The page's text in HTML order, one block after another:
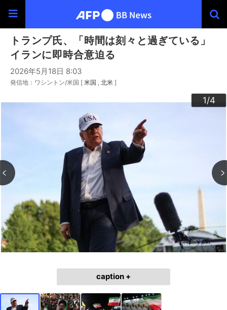
トランプ氏、「時間は刻々と過ぎている」
イランに即時合意迫る
2026年5月18日 8:03
発信地：ワシントン/米国 [ 米国 北米 ]
1/4
2/4
3/4
4/4
caption +